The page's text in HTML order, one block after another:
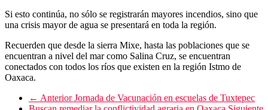
Si esto continúa, no sólo se registrarán mayores incendios, sino que
una crisis mayor de agua se presentará en toda la región.
Recuerden que desde la sierra Mixe, hasta las poblaciones que se
encuentran a nivel del mar como Salina Cruz, se encuentran
conectados con todos los ríos que existen en la región Istmo de
Oaxaca.
← AnteriorJornada de Vacunación en escuelas de Tuxtepec